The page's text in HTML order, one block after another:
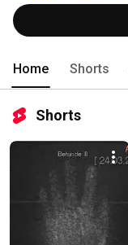
Home Shorts
Shorts